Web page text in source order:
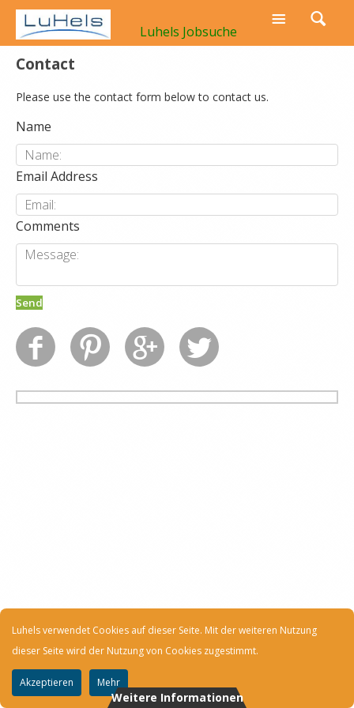
Luhels Jobsuche
Contact
Please use the contact form below to contact us.
Name
Email Address
Comments
Send
Weitere Informationen
Luhels verwendet Cookies auf dieser Seite. Mit der weiteren Nutzung
dieser Seite wird der Nutzung von Cookies zugestimmt.
Akzeptieren Mehr